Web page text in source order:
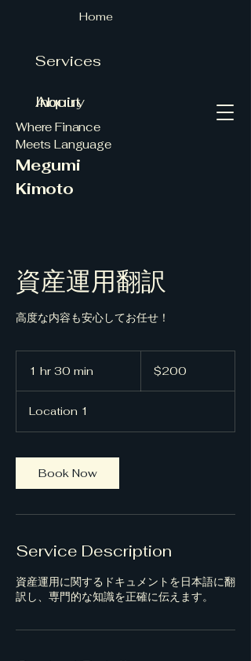
Where Finance
Meets Language
Megumi
Kimoto
About
Inquiry
Services
Home
資産運用翻訳
高度な内容も安心してお任せ！
1 hr 30 min
m
n
dollars$200
Location 1
Book Now
Service Description
資産運用に関するドキュメントを日本語に翻
訳し、専門的な知識を正確に伝えます。